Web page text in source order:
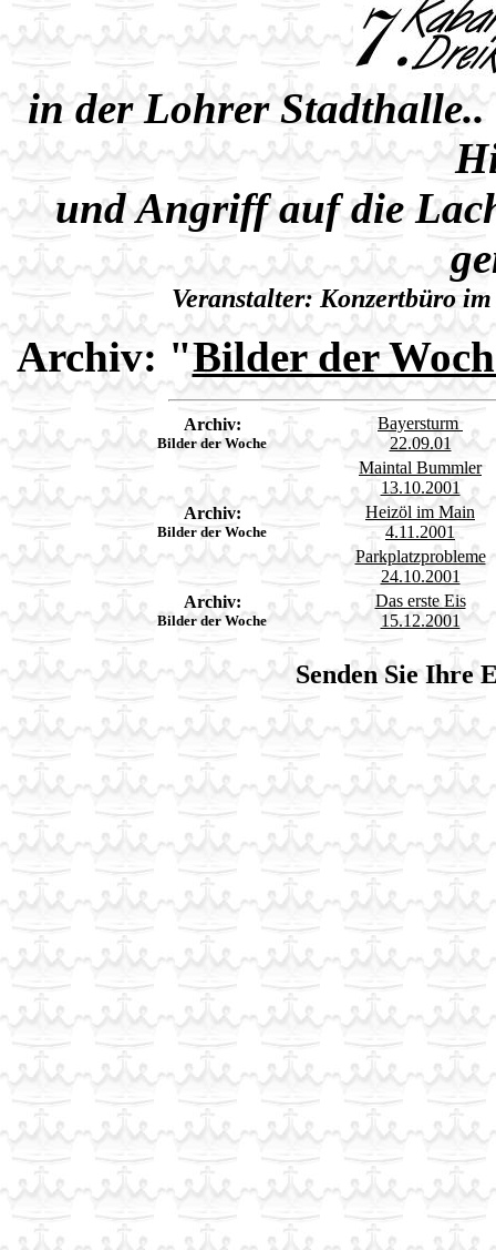
in der Lohrer
und Angriff auf die
Veranstalter: Konzertbüro
Archiv: "Bilder der
Archiv:
Bilder der Woche
Bayersturm
22.09.01
Maintal Bummler
13.10.2001
Archiv:
Bilder der Woche
Heizöl im Main
4.11.2001
Parkplatzprobleme
24.10.2001
Archiv:
Bilder der Woche
Das erste Eis
15.12.2001
Senden Sie Ihre